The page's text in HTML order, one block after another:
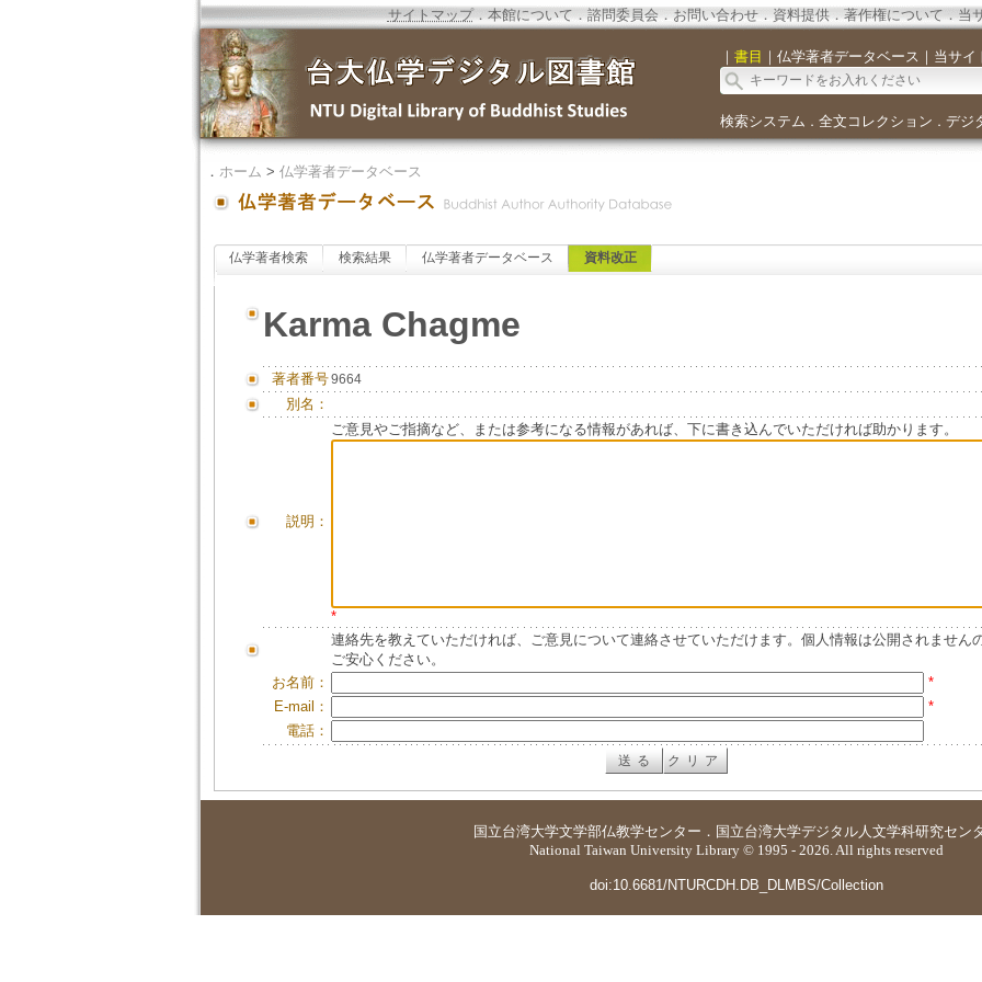
サイトマップ．本館について．諮問委員会． お問い合わせ． 資料提供．著作権について．当
｜ 書目 ｜ 仏学著者データベース ｜ 当サイ
検索システム ． 全文コレクション ． デジ
． ホーム > 仏学著者データベース
仏学著者検索 検索結果 仏学著者データベース 資料改正
Karma Chagme
著者番号9664
別名：
説明：
ご意見やご指摘など、または参考になる情報があれば、下に書き込んでいただければ助かります。
*
連絡先を教えていただければ、ご意見について連絡させていただけます。個人情報は公開されません
ご安心ください。
お名前：
*
E-mail：
*
電話：
国立台湾大学文学部仏教学センター ． 国立台湾大学デジタル人文学科研究セン
National Taiwan University Library © 1995 - 2026. All rights reserved
doi:10.6681/NTURCDH.DB_DLMBS/Collection